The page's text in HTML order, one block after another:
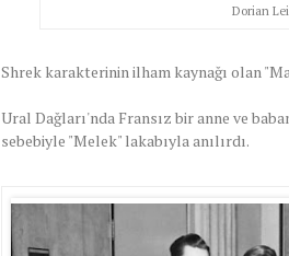
Dorian
Shrek karakterinin ilham kaynağı olan
Ural Dağları'nda Fransız bir anne ve
sebebiyle "Melek" lakabıyla anılırdı.